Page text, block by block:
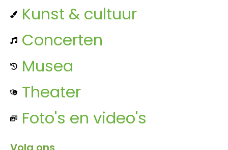
Kunst & cultuur
Concerten
Musea
Theater
Foto's en video's